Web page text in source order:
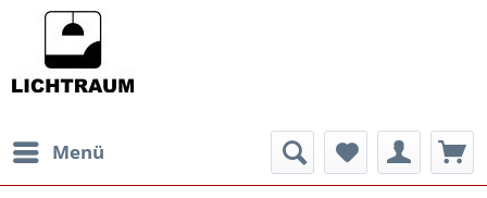
Menü